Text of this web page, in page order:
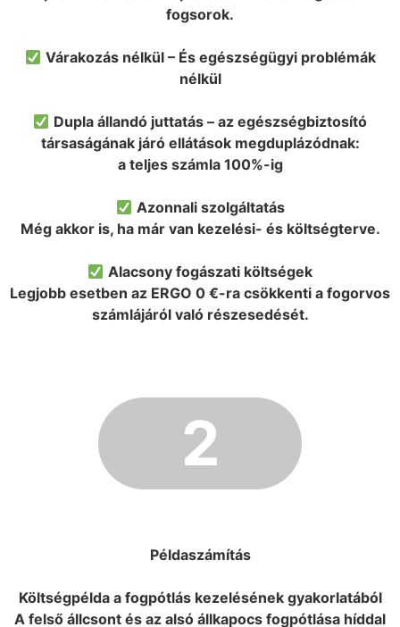
fogsorok.
Várakozás nélkül – És egészségügyi problémák
nélkül
Dupla állandó juttatás – az egészségbiztosító
társaságának járó ellátások megduplázódnak:
a teljes számla 100%-ig
Azonnali szolgáltatás
Még akkor is, ha már van kezelési- és költségterve.
Alacsony fogászati költségek
Legjobb esetben az ERGO 0 €-ra csökkenti a fogorvos
számlájáról való részesedését.
2
Példaszámítás
Költségpélda a fogpótlás kezelésének gyakorlatából
A felső állcsont és az alsó állkapocs fogpótlása híddal